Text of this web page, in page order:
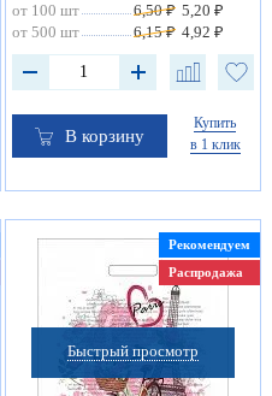
от 100 шт 6,50 ₽ 5,20 ₽
от 500 шт
6,15 ₽ 4,92 ₽
В корзину
Купить
в 1 клик
Быстрый просмотр
Рекомендуем
Распродажа